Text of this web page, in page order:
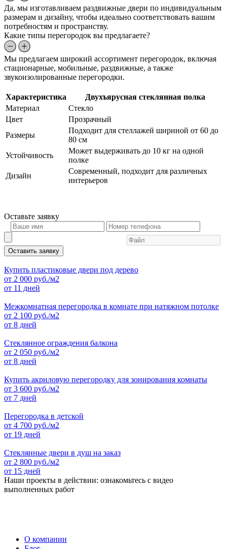
Да, мы изготавливаем раздвижные двери по индивидуальным
размерам и дизайну, чтобы идеально соответствовать вашим
потребностям и пространству.
Какие типы перегородок вы предлагаете?
Мы предлагаем широкий ассортимент перегородок, включая
стационарные, мобильные, раздвижные, а также
звукоизолированные перегородки.
Характеристика
Двухъярусная стеклянная полка
Материал
Стекло
Цвет
Прозрачный
Размеры
Подходит для стеллажей шириной от 60 до
80 см
Устойчивость
Может выдерживать до 10 кг на одной
полке
Дизайн
Современный, подходит для различных
интерьеров
Оставьте заявку
Оставить заявку
Купить пластиковые двери под дерево
от 2 000 руб./м2
от 11 дней
Межкомнатная перегородка в комнате при натяжном потолке
от 2 100 руб./м2
от 8 дней
Стеклянное ограждения балкона
от 2 050 руб./м2
от 8 дней
Купить акриловую перегородку для зонирования комнаты
от 3 600 руб./м2
от 7 дней
Перегородка в детской
от 4 700 руб./м2
от 19 дней
Стеклянные двери в душ на заказ
от 2 800 руб./м2
от 15 дней
Наши проекты в действии: ознакомьтесь с видео
выполненных работ
О компании